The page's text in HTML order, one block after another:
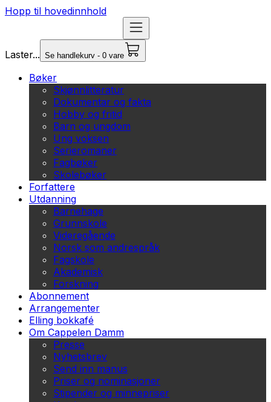
Hopp til hovedinnhold
Laster... Se handlekurv - 0 vare
Bøker
Skjønnlitteratur
Dokumentar og fakta
Hobby og fritid
Barn og ungdom
Ung voksen
Serieromaner
Fagbøker
Skolebøker
Forfattere
Utdanning
Barnehage
Grunnskole
Videregående
Norsk som andrespråk
Fagskole
Akademisk
Forskning
Abonnement
Arrangementer
Elling bokkafé
Om Cappelen Damm
Presse
Nyhetsbrev
Send inn manus
Priser og nominasjoner
Stipender og minnepriser